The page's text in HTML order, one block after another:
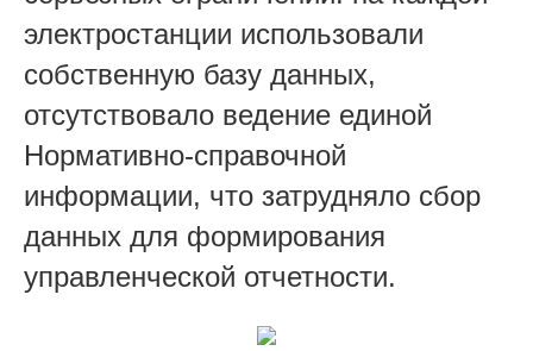
электростанции использовали
собственную базу данных,
отсутствовало ведение единой
Нормативно-справочной
информации, что затрудняло сбор
данных для формирования
управленческой отчетности.